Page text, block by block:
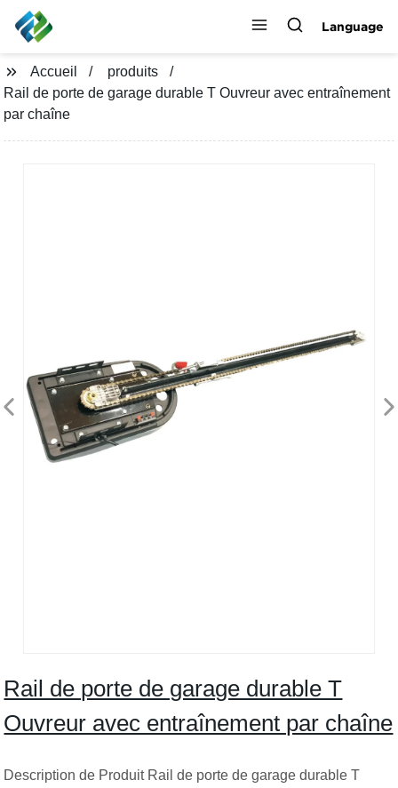
Language
Accueil
produits
Rail de porte de garage durable T Ouvreur avec entraînement
par chaîne
Rail de porte de garage durable T
Ouvreur avec entraînement par chaîne
Description de Produit Rail de porte de garage durable T